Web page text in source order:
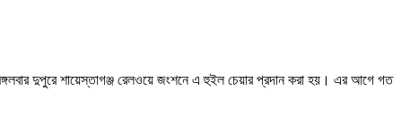
মঙ্গলবার দুপুরে শায়েস্তাগঞ্জ রেলওয়ে জংশনে এ হুইল চেয়ার প্রদান করা হয়। এর আগে গত